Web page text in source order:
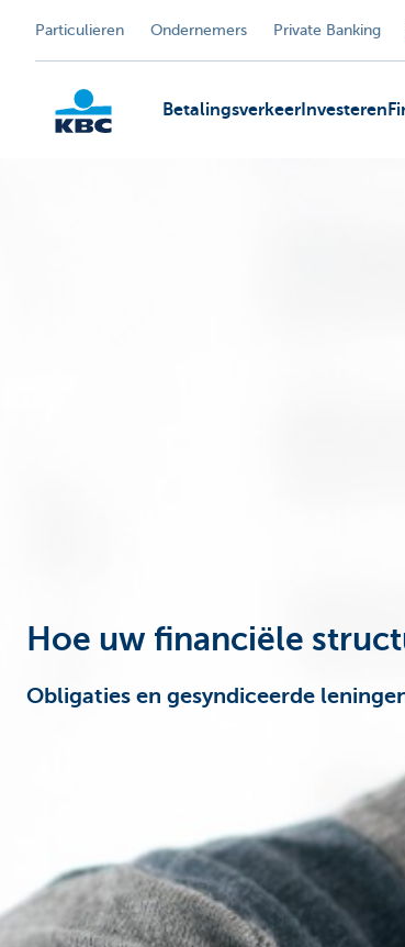
Particulieren Ondernemers Private Banking
Betalingsverkeer Investeren
Hoe uw financiële
Obligaties en gesyndiceerde